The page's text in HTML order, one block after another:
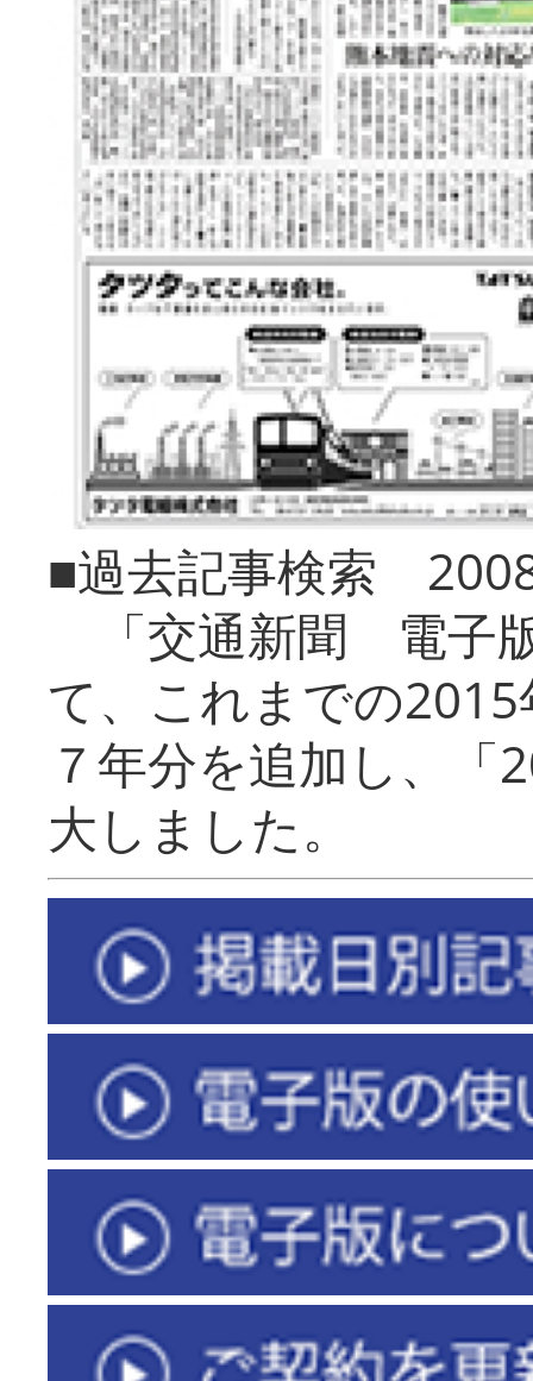
■過去記事検索
「交通新聞 電子
て、これまでの
７年分を追加し、「
大しまし